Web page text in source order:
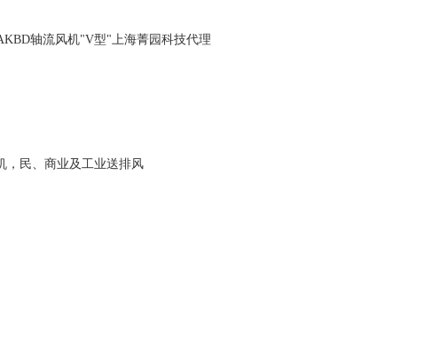
轴流风机"V型"上海菁园科技代理
，民、商业及工业送排风